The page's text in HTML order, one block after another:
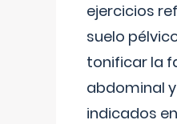
ejercicios
suelo
tonificar la
abdominal
indicados